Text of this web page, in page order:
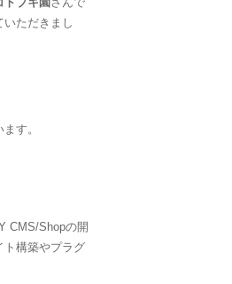
トブキ園 さんで
いただきまし
す。
CMS/Shopの開
ト構築やプラグ